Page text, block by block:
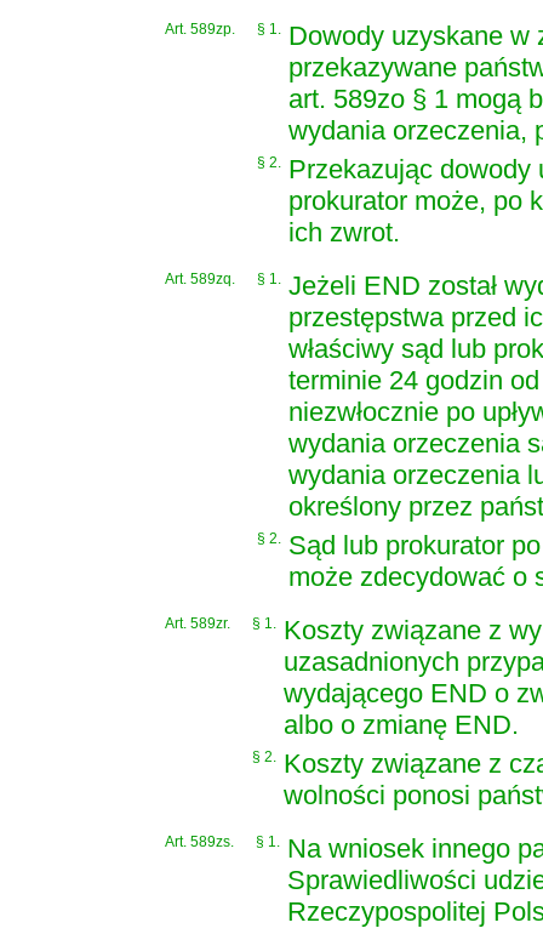
Art. 589zp. § 1. Dowody uzyskane w
przekazywane
art. 589zo § 1 mogą
wydania orzeczenia,
§ 2. Przekazując dowody
prokurator może, po
ich zwrot.
Art. 589zq. § 1. Jeżeli END został
przestępstwa przed
właściwy sąd lub
terminie 24 godzin
niezwłocznie po
wydania orzeczenia
wydania orzeczenia
określony przez
§ 2. Sąd lub prokurator
może zdecydować o
Art. 589zr. § 1. Koszty związane z
uzasadnionych
wydającego END o
albo o zmianę END.
§ 2. Koszty związane z
wolności ponosi
Art. 589zs. § 1. Na wniosek innego
Sprawiedliwości
Rzeczypospolitej